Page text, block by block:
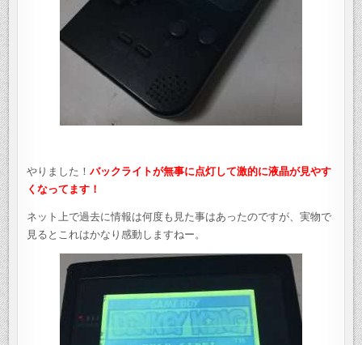
やりました！バックライトが無事に点灯して激的に液晶が見やす
くなってます！
ネット上で過去に情報は何度も見た事はあったのですが、実物で
見るとこれはかなり感動しますねー。